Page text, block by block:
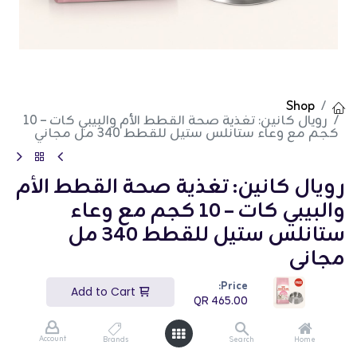
Price:
465.00
Home
Search
Brands
Account
Shop
رويال كانين: تغذية صحة القطط الأم والبيبي كات – 10
كجم مع وعاء ستانلس ستيل للقطط 340 مل مجاني
رويال كانين: تغذية صحة القطط الأم
والبيبي كات – 10 كجم مع وعاء
ستانلس ستيل للقطط 340 مل
مجاني
(تقييم 0)
465.00
QR